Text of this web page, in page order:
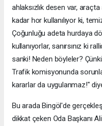
ahlaksızlık desen var,
kadar hor kullanılıyor ki,
Çoğunluğu adeta hurdaya
kullanıyorlar, sanırsınız ki
sanki! Neden böyleler?
Trafik komisyonunda
kararlar da uygulanmaz!"
Bu arada Bingöl'de
dikkat çeken Oda Başkanı